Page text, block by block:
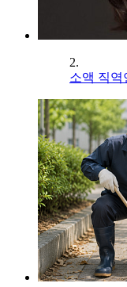
2.
소액 직역